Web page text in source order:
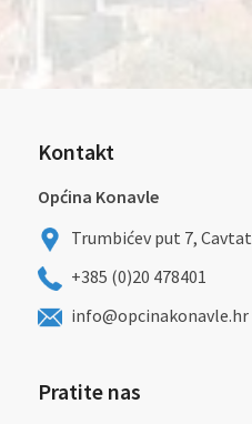
Kontakt
Općina Konavle
Trumbićev put 7, Cavtat
+385 (0)20 478401
info@opcinakonavle.hr
Pratite nas